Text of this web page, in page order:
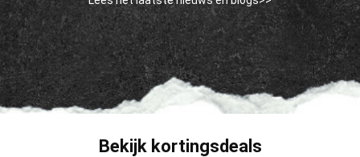
Bekijk kortingsdeals